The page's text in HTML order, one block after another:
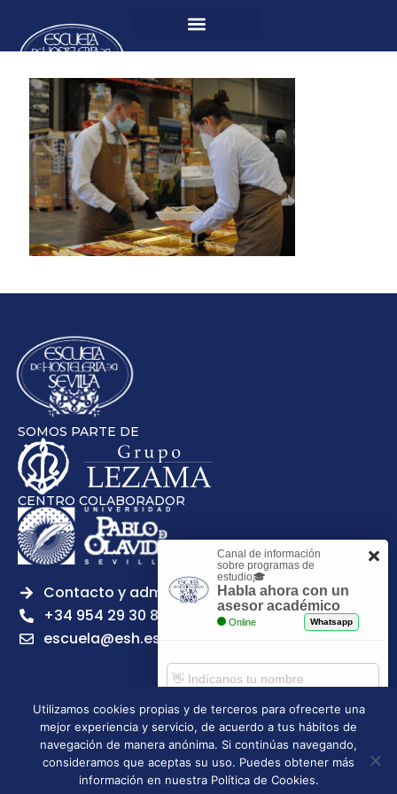
SOMOS PARTE DE
CENTRO COLABORADOR
Contacto y admisiones
+34 954 29 30 81
escuela@esh.es
Aviso legal Política de Privacidad
Política de Cookies
Política de calidad
Tablón de anuncios
Escuela Superior de Hostelería de Sevilla | 2026 | Todos los
Utilizamos cookies propias y de terceros para ofrecerte una
mejor experiencia y servicio, de acuerdo a tus hábitos de
navegación de manera anónima. Si continúas navegando,
consideramos que aceptas su uso. Puedes obtener más
información en nuestra Política de Cookies.
Canal de información
sobre programas de
estudio🎓
Habla ahora con un
asesor académico
Online Whatsapp
Comenzar chat